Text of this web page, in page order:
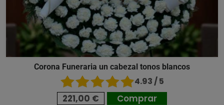
Corona Funeraria un cabezal tonos blancos
4.93 / 5
221,00 € Comprar